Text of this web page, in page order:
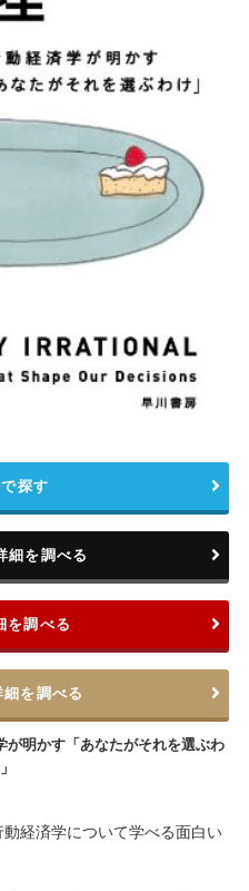
明かす「あなたがそれを選ぶわ
探す
細を調べる
を調べる
を調べる
経済学について学べる面白い